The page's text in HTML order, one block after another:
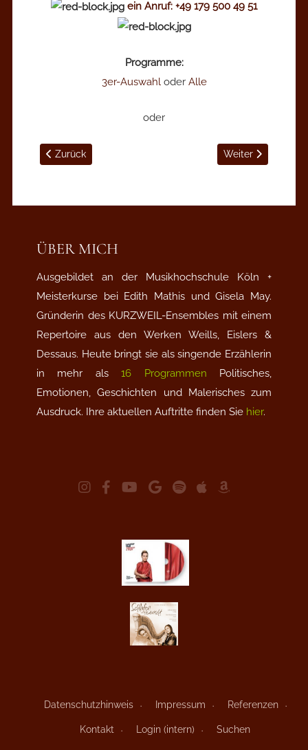
ein Anruf: +49 179 500 49 51
Programme:
3er-Auswahloder Alle
oder
Vorheriger Beitrag: "Let's play Weill"
Zurück Nächster Beitrag:
Weiter
ÜBER MICH
Ausgebildet an der Musikhochschule Köln +
Meisterkurse bei Edith Mathis und Gisela May.
Gründerin des KURZWEIL-Ensembles mit einem
Repertoire aus den Werken Weills, Eislers &
Dessaus. Heute bringt sie als singende Erzählerin
in mehr als16 Programmen Politisches,
Emotionen, Geschichten und Malerisches zum
Ausdruck. Ihre aktuellen Auftritte finden Sie hier.
Datenschutzhinweis Impressum Referenzen
Kontakt Login (intern) Suchen